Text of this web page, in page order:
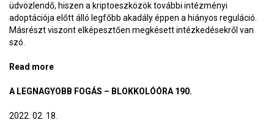
üdvözlendő, hiszen a kriptoeszközök további intézményi
adoptációja előtt álló legfőbb akadály éppen a hiányos reguláció.
Másrészt viszont elképesztően megkésett intézkedésekről van
szó.
Read more
A LEGNAGYOBB FOGÁS – BLOKKOLÓÓRA 190.
2022. 02. 18.